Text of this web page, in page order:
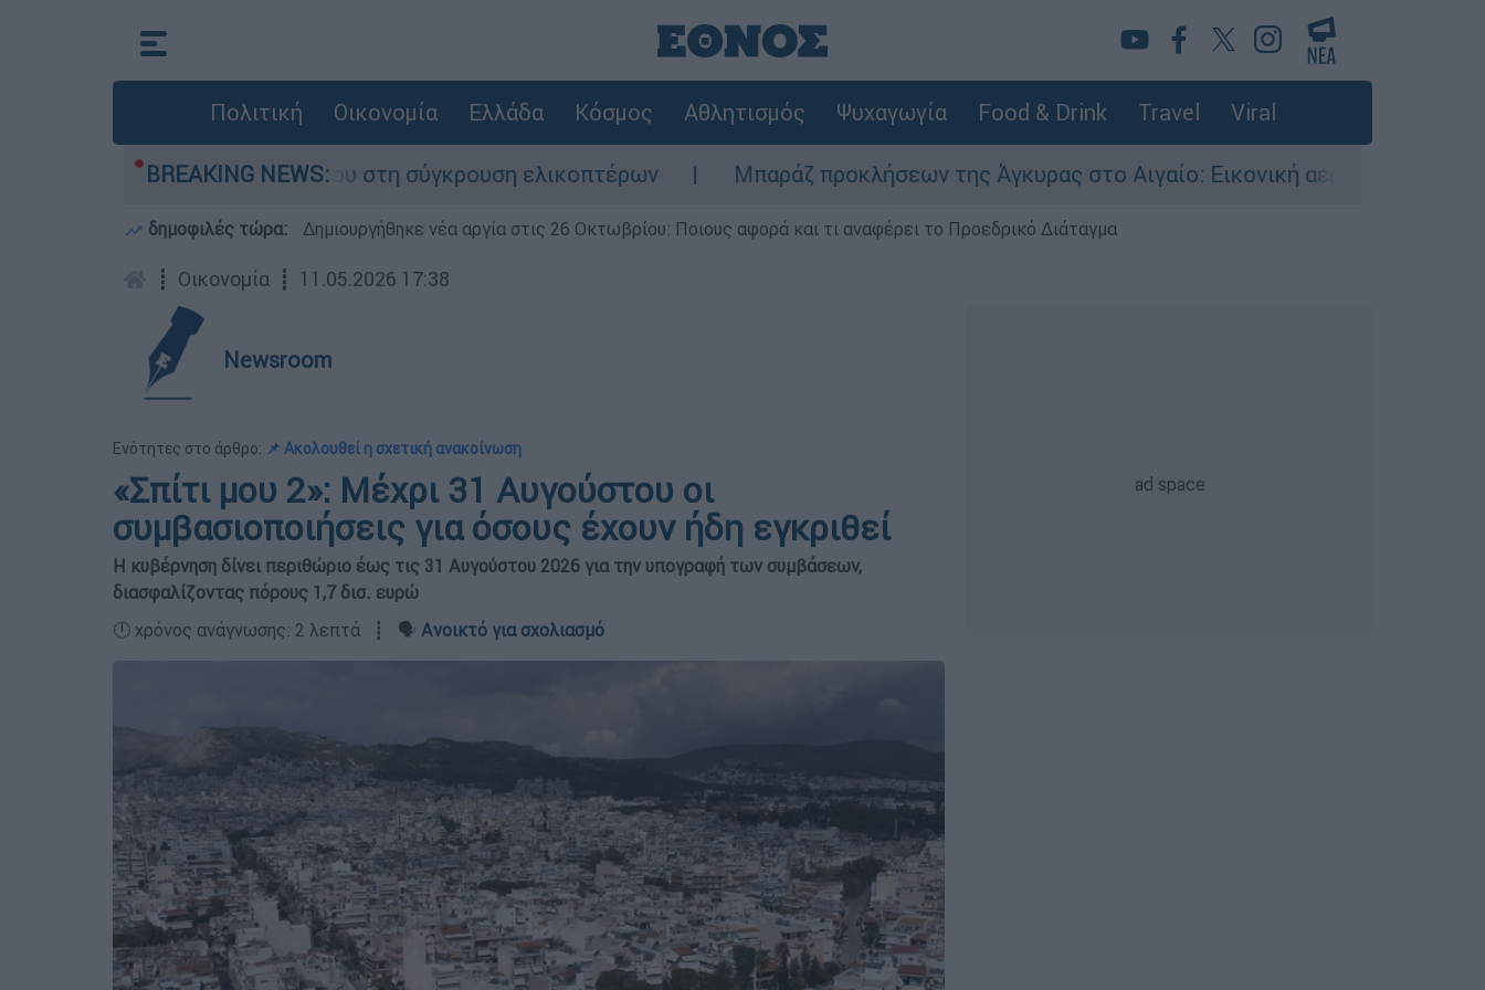
Πολιτική Οικονομία Ελλάδα Κόσμος Αθλητισμός Ψυχαγωγία Food & Drink Travel Viral
BREAKING NEWS:
που έχασε τη ζωή του στη σύγκρουση ελικοπτέρων Μπαράζ προκλήσεων της Άγκυρας στο Αιγαίο: Εικονική αερομαχία ανάμεσα σε
δημοφιλές τώρα: Δημιουργήθηκε νέα αργία στις 26 Οκτωβρίου: Ποιους αφορά και τι αναφέρει το Προεδρικό Διάταγμα
┋ Οικονομία ┋ 11.05.2026 17:38
Newsroom
Ενότητες στο άρθρο: 📌 Ακολουθεί η σχετική ανακοίνωση
«Σπίτι μου 2»: Μέχρι 31 Αυγούστου οι
συμβασιοποιήσεις για όσους έχουν ήδη εγκριθεί
Η κυβέρνηση δίνει περιθώριο έως τις 31 Αυγούστου 2026 για την υπογραφή των συμβάσεων,
διασφαλίζοντας πόρους 1,7 δισ. ευρώ
🕛 χρόνος ανάγνωσης: 2 λεπτά ┋ 🗣️ Ανοικτό για σχολιασμό